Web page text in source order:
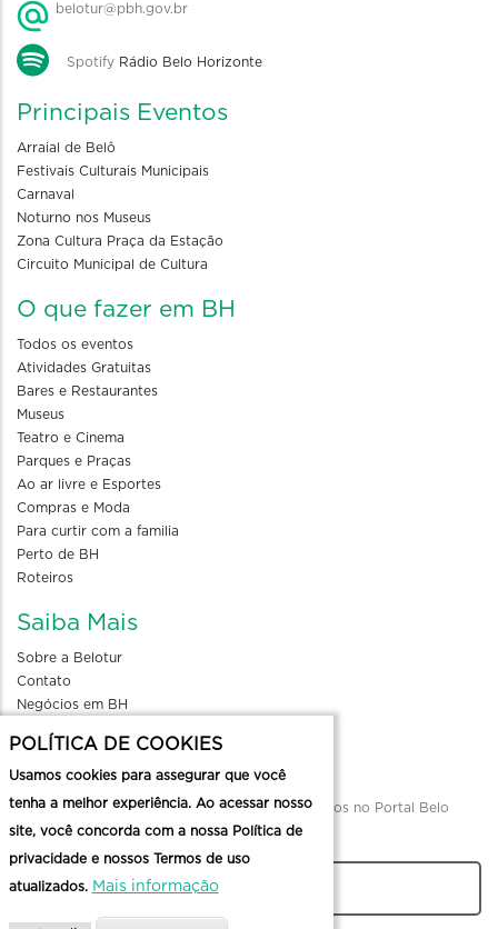
belotur@pbh.gov.br
Spotify Rádio Belo Horizonte
Principais Eventos
Arraial de Belô
Festivais Culturais Municipais
Carnaval
Noturno nos Museus
Zona Cultura Praça da Estação
Circuito Municipal de Cultura
O que fazer em BH
Todos os eventos
Atividades Gratuitas
Bares e Restaurantes
Museus
Teatro e Cinema
Parques e Praças
Ao ar livre e Esportes
Compras e Moda
Para curtir com a familia
Perto de BH
Roteiros
Saiba Mais
Sobre a Belotur
Contato
Negócios em BH
Divulgue seu evento
Envio de informações para divulgação de eventos no Portal Belo
Horizonte
CADASTRAR
POLÍTICA DE COOKIES
Usamos cookies para assegurar que você
tenha a melhor experiência. Ao acessar nosso
site, você concorda com a nossa Política de
privacidade e nossos Termos de uso
atualizados. Mais informação